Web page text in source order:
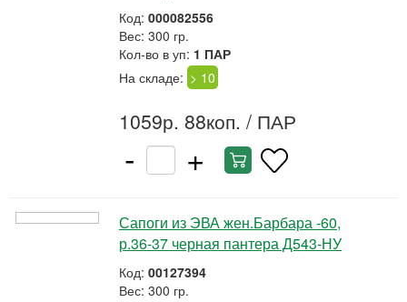
Код: 000082556
Вес: 300 гр.
Кол-во в уп: 1 ПАР
На складе: > 10
1059р. 88коп. / ПАР
- +
Сапоги из ЭВА жен.Барбара -60,
р.36-37 черная пантера Д543-НУ
Код: 00127394
Вес: 300 гр.